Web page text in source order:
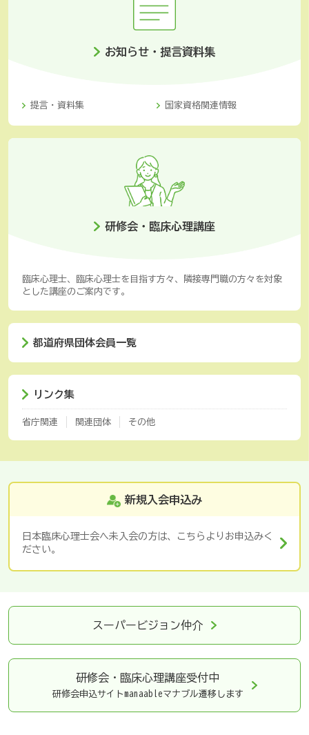
お知らせ・提言資料集
提言・資料集 国家資格関連情報
研修会・臨床心理講座
臨床心理士、臨床心理士を目指す方々、隣接専門職の方々を対象
とした講座のご案内です。
都道府県団体会員一覧
リンク集
省庁関連 関連団体 その他
新規入会申込み
日本臨床心理士会へ未入会の方は、こちらよりお申込みく
ださい。
スーパービジョン仲介
研修会・臨床心理講座受付中
研修会申込サイトmanaableマナブル遷移します